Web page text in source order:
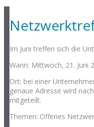
Im Juni treffen sich die
Wann: Mittwoch, 21. Juni
Ort: bei einer
genaue Adresse wird
mitgeteilt.
Themen: Offenes